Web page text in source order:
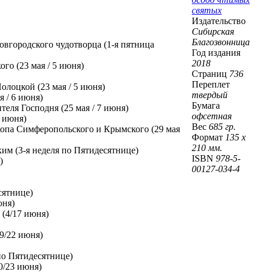
чудотворца (1-я пятница
(23 мая / 5 июня)
(23 мая / 5 июня)
/ 6 июня)
Господня (25 мая / 7 июня)
июня)
Симферопольского и Крымского (29 мая
(3-я неделя по Пятидесятнице)
(4/17 июня)
22 июня)
Пятидесятнице)
23 июня)
святых
Издательство
Сибирская
Благозвонница
Год издания
2018
Страниц 736
Переплет
твердый
Бумага
офсетная
Вес 685 гр.
Формат 135 х
210 мм.
ISBN 978-5-
00127-034-4